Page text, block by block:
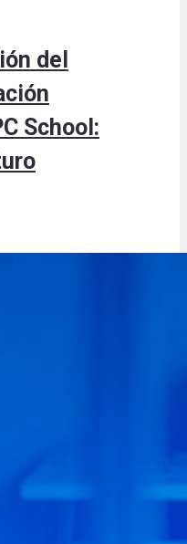
del
School: